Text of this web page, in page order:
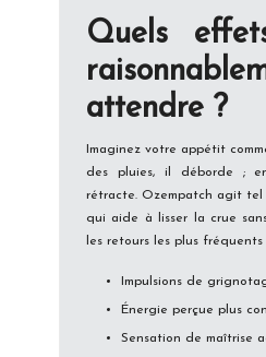
Quels
attendre ?
Imaginez votre appétit
des pluies, il déborde ;
rétracte. Ozempatch agit tel
qui aide à lisser la crue
les retours les plus fréquents
Impulsions de
Énergie perçue plus
Sensation de maîtrise